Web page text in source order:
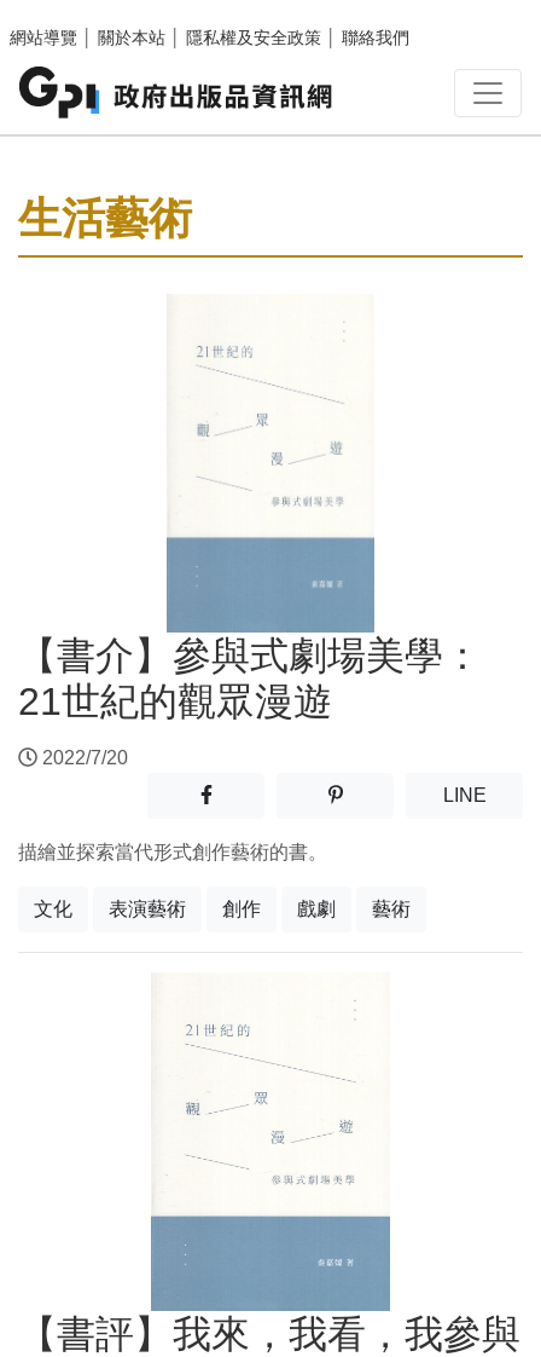
網站導覽
關於本站 隱私權及安全政策 聯絡我們
:::
生活藝術
【書介】參與式劇場美學：
21世紀的觀眾漫遊
2022/7/20
分享至facebook(另開新視窗)
分享至噗浪(另開新視窗)
LINE(另開
描繪並探索當代形式創作藝術的書。
文化 表演藝術 創作 戲劇 藝術
【書評】我來，我看，我參與